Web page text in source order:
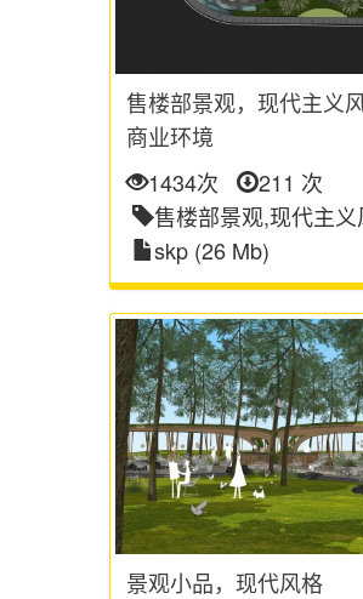
售楼部景观，现代主义风
商业环境
1434次
211 次
售楼部景观,现代主
skp (26 Mb)
景观小品，现代风格